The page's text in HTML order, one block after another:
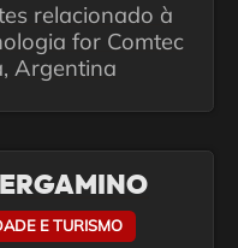
relacionado à
for Comtec
Argentina
E TURISMO